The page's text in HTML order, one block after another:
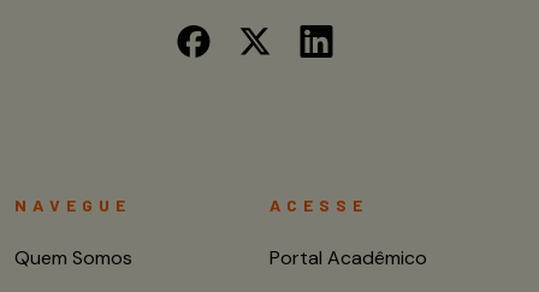
NAVEGUE
Quem Somos
ACESSE
Portal Acadêmico